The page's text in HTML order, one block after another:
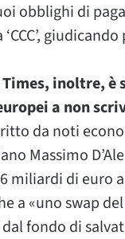
obblighi di
‘CCC’,
inoltre,
a non
da noti
Massimo
miliardi di euro
a «uno swap
fondo di